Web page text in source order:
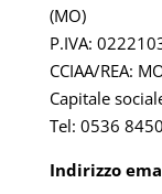
(MO)
P.IVA:
CCIAA/REA:
Capitale
Tel: 0536
Indirizzo